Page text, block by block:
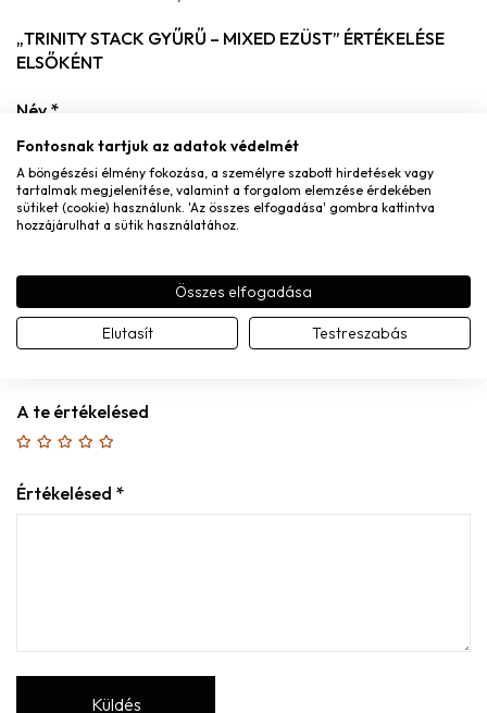
„TRINITY STACK GYŰRŰ – MIXED EZÜST” ÉRTÉKELÉSE
ELSŐKÉNT
Név *
E-mail*
A nevem, e-mail címem, és weboldalcímem mentése a
A te értékelésed
Értékelésed *
Fontosnak tartjuk az adatok védelmét
A böngészési élmény fokozása, a személyre szabott hirdetések vagy
tartalmak megjelenítése, valamint a forgalom elemzése érdekében
sütiket (cookie) használunk. 'Az összes elfogadása' gombra kattintva
hozzájárulhat a sütik használatához.
Összes elfogadása
Elutasít Testreszabás